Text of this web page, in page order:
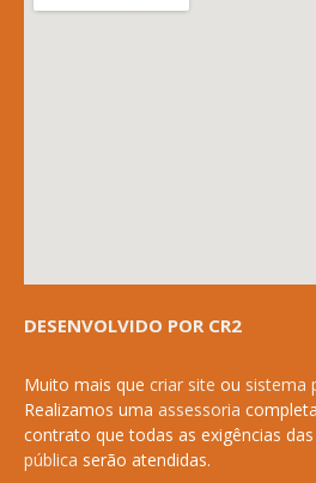
DESENVOLVIDO POR CR2
Muito mais que criar site ou sistema
Realizamos uma assessoria
contrato que todas as exigências das
pública serão atendidas.